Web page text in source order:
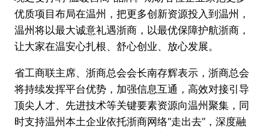
优质项目布局在温州，把更多创新资源投入到温州，
温州将以最大诚意礼遇浙商，以最优保障护航浙商，
让大家在温安心扎根、舒心创业、放心发展。
省工商联主席、浙商总会会长南存辉表示，浙商总会
将持续发挥平台优势，加强信息互通，高效对接引导
顶尖人才、先进技术等关键要素资源向温州聚集，同
时支持温州本土企业依托浙商网络“走出去”，深度融